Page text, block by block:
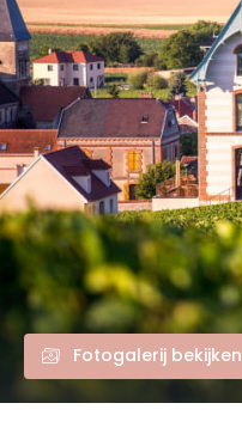
Fotogalerij bekijken